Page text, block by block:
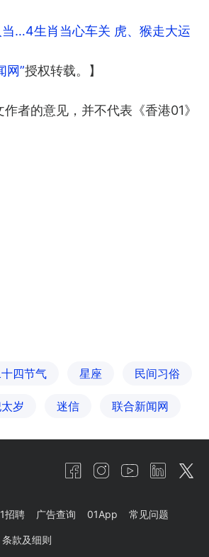
…4生肖当心车关 虎、猴走大运
网”授权转载。】
者的意见，并不代表《香港01》
四节气 星座 民间习俗
岁 迷信 联合新闻网
招聘 广告查询 01App 常见问题
条款及细则